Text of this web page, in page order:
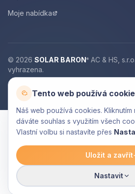
Moje nabídka
© 2026 SOLAR BARON® AC & HS,
vyhrazena.
Ochrana osobních údajů
Tento web používá
Náš web používá cookies. Kliknutím
dáváte souhlas s využitím všech
Vlastní volbu si nastavíte přes
Uložit a zavřít
Nastavit